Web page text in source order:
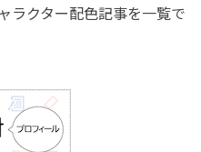
ラクター配色記事を一覧で